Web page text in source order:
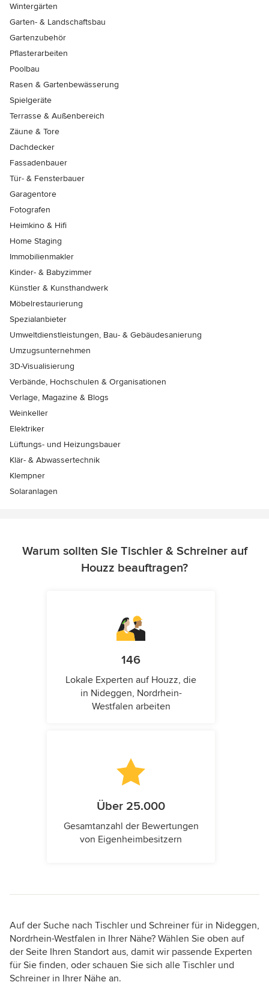
Wintergärten
Garten- & Landschaftsbau
Gartenzubehör
Pflasterarbeiten
Poolbau
Rasen & Gartenbewässerung
Spielgeräte
Terrasse & Außenbereich
Zäune & Tore
Dachdecker
Fassadenbauer
Tür- & Fensterbauer
Garagentore
Fotografen
Heimkino & Hifi
Home Staging
Immobilienmakler
Kinder- & Babyzimmer
Künstler & Kunsthandwerk
Möbelrestaurierung
Spezialanbieter
Umweltdienstleistungen, Bau- & Gebäudesanierung
Umzugsunternehmen
3D-Visualisierung
Verbände, Hochschulen & Organisationen
Verlage, Magazine & Blogs
Weinkeller
Elektriker
Lüftungs- und Heizungsbauer
Klär- & Abwassertechnik
Klempner
Solaranlagen
Warum sollten Sie Tischler & Schreiner auf
Houzz beauftragen?
146
Lokale Experten auf Houzz, die
in Nideggen, Nordrhein-
Westfalen arbeiten
Über 25.000
Gesamtanzahl der Bewertungen
von Eigenheimbesitzern
Auf der Suche nach Tischler und Schreiner für in Nideggen,
Nordrhein-Westfalen in Ihrer Nähe? Wählen Sie oben auf
der Seite Ihren Standort aus, damit wir passende Experten
für Sie finden, oder schauen Sie sich alle Tischler und
Schreiner in Ihrer Nähe an.